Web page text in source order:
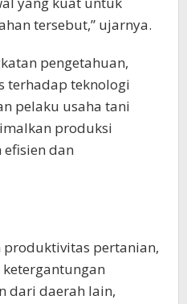
sebagai
Papua Barat, dan
yang cukup di
pemerintah,
juga menjadi kunci
ketersediaan